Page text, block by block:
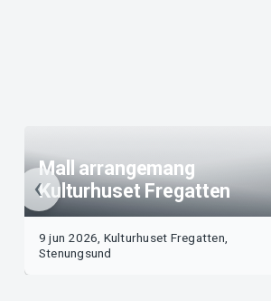
Mall arrangemang
Kulturhuset Fregatten
9 jun 2026, Kulturhuset Fregatten,
Stenungsund